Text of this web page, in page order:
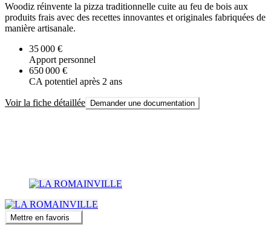
Woodiz réinvente la pizza traditionnelle cuite au feu de bois aux
produits frais avec des recettes innovantes et originales fabriquées de
manière artisanale.
35 000 €
Apport personnel
650 000 €
CA potentiel après 2 ans
Voir la fiche détaillée Demander une documentation
Mettre en favoris